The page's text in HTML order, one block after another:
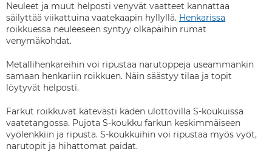
Neuleet ja muut helposti venyvät vaatteet kannattaa
säilyttää viikattuina vaatekaapin hyllyllä. Henkarissa
roikkuessa neuleeseen syntyy olkapäihin rumat
venymäkohdat.
Metallihenkareihin voi ripustaa narutoppeja useammankin
samaan henkariin roikkuen. Näin säästyy tilaa ja topit
löytyvät helposti.
Farkut roikkuvat kätevästi käden ulottovilla S-koukuissa
vaatetangossa. Pujota S-koukku farkun keskimmäiseen
vyölenkkiin ja ripusta. S-koukkuihin voi ripustaa myös vyöt,
narutopit ja hihattomat paidat.